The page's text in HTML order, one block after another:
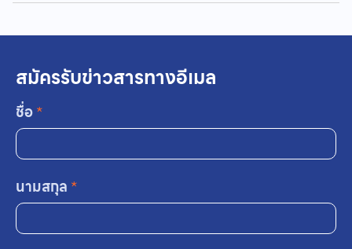
สมัครรับข่าวสารทางอีเมล
ชื่อ*
นามสกุล *